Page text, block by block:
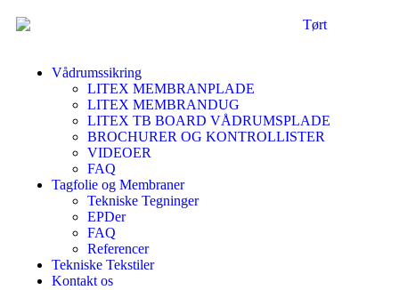
Vådrumssikring
LITEX MEMBRANPLADE
LITEX MEMBRANDUG
LITEX TB BOARD VÅDRUMSPLADE
BROCHURER OG KONTROLLISTER
VIDEOER
FAQ
Tagfolie og Membraner
Tekniske Tegninger
EPDer
FAQ
Referencer
Tekniske Tekstiler
Kontakt os